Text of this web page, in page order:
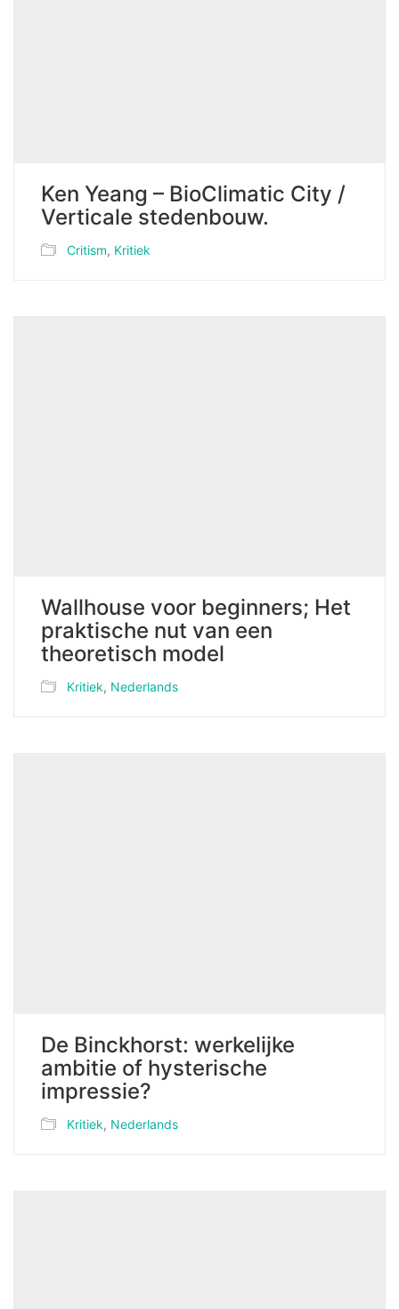
Ken Yeang – BioClimatic City /
Verticale stedenbouw.
Critism, Kritiek
Wallhouse voor beginners; Het
praktische nut van een
theoretisch model
Kritiek, Nederlands
De Binckhorst: werkelijke
ambitie of hysterische
impressie?
Kritiek, Nederlands